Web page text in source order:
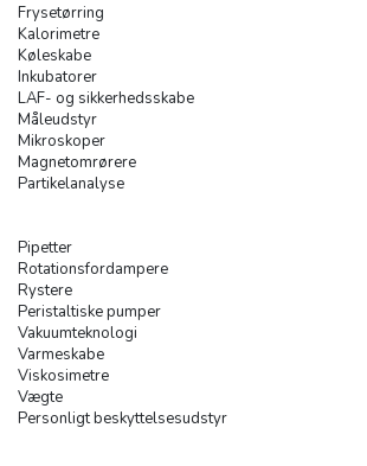
Frysetørring
Kalorimetre
Køleskabe
Inkubatorer
LAF- og sikkerhedsskabe
Måleudstyr
Mikroskoper
Magnetomrørere
Partikelanalyse
Pipetter
Rotationsfordampere
Rystere
Peristaltiske pumper
Vakuumteknologi
Varmeskabe
Viskosimetre
Vægte
Personligt beskyttelsesudstyr